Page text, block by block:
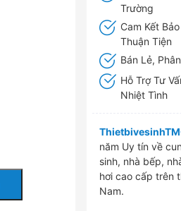
Trường
Cam Kết
Thuận Tiện
Bán Lẻ,
Hỗ Trợ Tư
Nhiệt Tình
năm Uy tín về
sinh, nhà bếp,
hơi cao cấp trên
Nam.